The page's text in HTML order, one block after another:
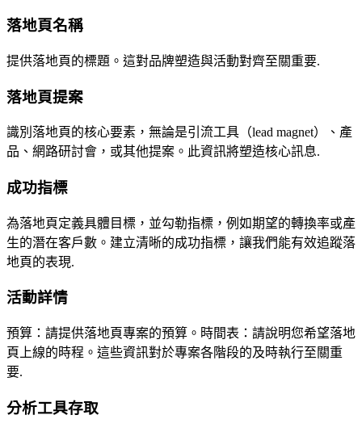
落地頁名稱
提供落地頁的標題。這對品牌塑造與活動對齊至關重要.
落地頁提案
識別落地頁的核心要素，無論是引流工具（lead magnet）、產
品、網路研討會，或其他提案。此資訊將塑造核心訊息.
成功指標
為落地頁定義具體目標，並勾勒指標，例如期望的轉換率或產
生的潛在客戶數。建立清晰的成功指標，讓我們能有效追蹤落
地頁的表現.
活動詳情
預算：請提供落地頁專案的預算。時間表：請說明您希望落地
頁上線的時程。這些資訊對於專案各階段的及時執行至關重
要.
分析工具存取